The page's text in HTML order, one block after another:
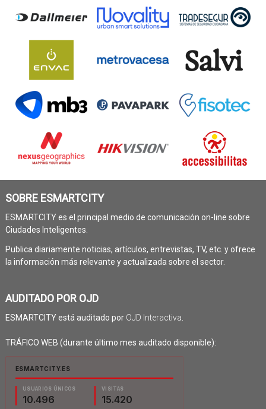
SOBRE ESMARTCITY
ESMARTCITY es el principal medio de comunicación on-line sobre
Ciudades Inteligentes.
Publica diariamente noticias, artículos, entrevistas, TV, etc. y ofrece
la información más relevante y actualizada sobre el sector.
AUDITADO POR OJD
ESMARTCITY está auditado por OJD Interactiva
TRÁFICO WEB (durante último mes auditado disponible):